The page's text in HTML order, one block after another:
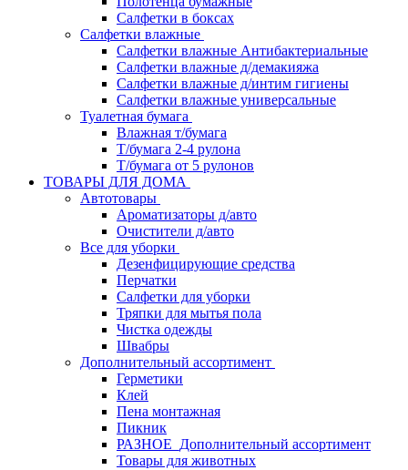
Салфетки в боксах
Салфетки влажные
Салфетки влажные Антибактериальные
Салфетки влажные д/демакияжа
Салфетки влажные д/интим гигиены
Салфетки влажные универсальные
Туалетная бумага
Влажная т/бумага
Т/бумага 2-4 рулона
Т/бумага от 5 рулонов
ТОВАРЫ ДЛЯ ДОМА
Автотовары
Ароматизаторы д/авто
Очистители д/авто
Все для уборки
Дезенфицирующие средства
Перчатки
Салфетки для уборки
Тряпки для мытья пола
Чистка одежды
Швабры
Дополнительный ассортимент
Герметики
Клей
Пена монтажная
Пикник
РАЗНОЕ_Дополнительный ассортимент
Товары для животных